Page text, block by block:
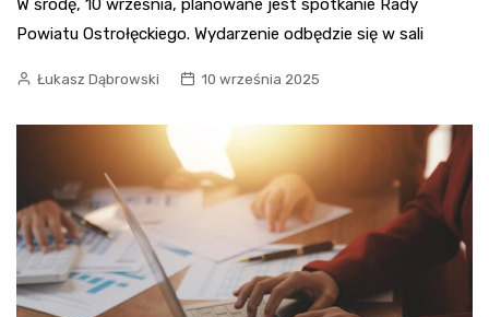
W środę, 10 września, planowane jest spotkanie Rady
Powiatu Ostrołęckiego. Wydarzenie odbędzie się w sali
Łukasz Dąbrowski 10 września 2025